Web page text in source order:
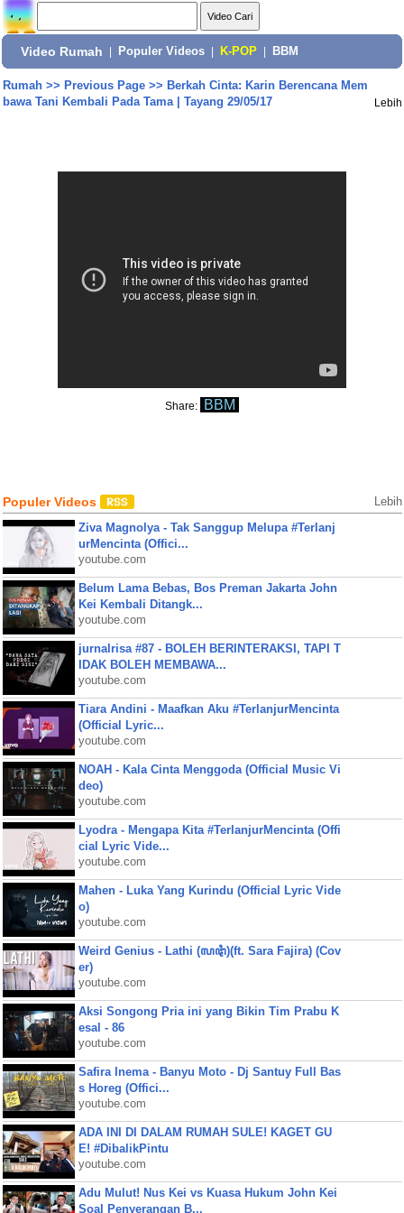
Video Rumah Populer Videos K-POP BBM
Rumah>> Previous Page>> Berkah Cinta: Karin Berencana Mem
bawa Tani Kembali Pada Tama | Tayang 29/05/17
Lebih
Share: BBM
Populer Videos Lebih
Ziva Magnolya - Tak Sanggup Melupa #Terlanj
urMencinta (Offici...
youtube.com
Belum Lama Bebas, Bos Preman Jakarta John
Kei Kembali Ditangk...
youtube.com
jurnalrisa #87 - BOLEH BERINTERAKSI, TAPI T
IDAK BOLEH MEMBAWA...
youtube.com
Tiara Andini - Maafkan Aku #TerlanjurMencinta
(Official Lyric...
youtube.com
NOAH - Kala Cinta Menggoda (Official Music Vi
deo)
youtube.com
Lyodra - Mengapa Kita #TerlanjurMencinta (Offi
cial Lyric Vide...
youtube.com
Mahen - Luka Yang Kurindu (Official Lyric Vide
o)
youtube.com
Weird Genius - Lathi (ꦭꦛꦶ)(ft. Sara Fajira) (Cov
er)
youtube.com
Aksi Songong Pria ini yang Bikin Tim Prabu K
esal - 86
youtube.com
Safira Inema - Banyu Moto - Dj Santuy Full Bas
s Horeg (Offici...
youtube.com
ADA INI DI DALAM RUMAH SULE! KAGET GU
E! #DibalikPintu
youtube.com
Adu Mulut! Nus Kei vs Kuasa Hukum John Kei
Soal Penyerangan B...